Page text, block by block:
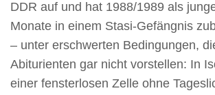
DDR auf und hat 1988/1989 als
Monate in einem Stasi-Gefängnis
– unter erschwerten Bedingungen,
Abiturienten gar nicht vorstellen: In
einer fensterlosen Zelle ohne